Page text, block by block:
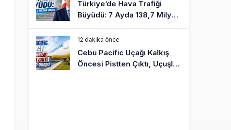
Türkiye’de Hava Trafiği
Büyüdü: 7 Ayda 138,7 Milyon
Yolcu
12 dakika önce
Cebu Pacific Uçağı Kalkış
Öncesi Pistten Çıktı, Uçuşlar